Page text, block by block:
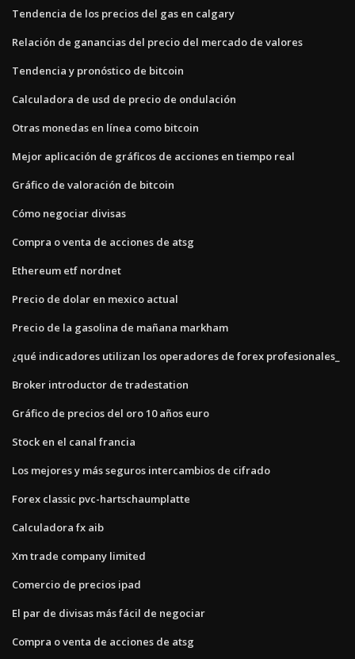
Tendencia de los precios del gas en calgary
Relación de ganancias del precio del mercado de valores
Tendencia y pronóstico de bitcoin
Calculadora de usd de precio de ondulación
Otras monedas en línea como bitcoin
Mejor aplicación de gráficos de acciones en tiempo real
Gráfico de valoración de bitcoin
Cómo negociar divisas
Compra o venta de acciones de atsg
Ethereum etf nordnet
Precio de dolar en mexico actual
Precio de la gasolina de mañana markham
¿qué indicadores utilizan los operadores de forex profesionales_
Broker introductor de tradestation
Gráfico de precios del oro 10 años euro
Stock en el canal francia
Los mejores y más seguros intercambios de cifrado
Forex classic pvc-hartschaumplatte
Calculadora fx aib
Xm trade company limited
Comercio de precios ipad
El par de divisas más fácil de negociar
Compra o venta de acciones de atsg